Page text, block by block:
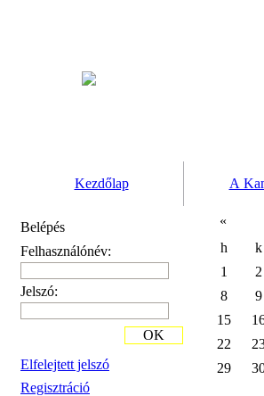
Kezdőlap A
Belépés
Felhasználónév:
Jelszó:
Elfelejtett jelszó
Regisztráció
OK
«
h
k
1
2
8
9
15
22
29